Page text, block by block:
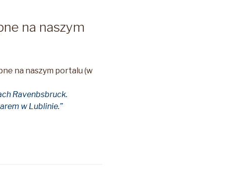
na naszym
na naszym portalu (w
Ravenbsbruck.
w Lublinie.”